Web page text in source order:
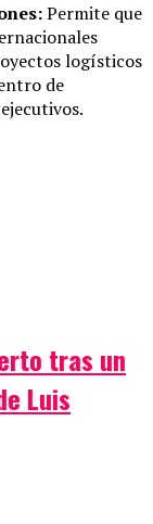
Permite que
logísticos
de
tras un
Luis